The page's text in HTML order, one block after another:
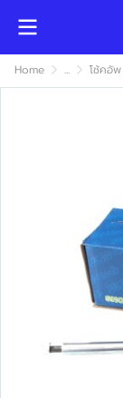
Home ... โช้คอั